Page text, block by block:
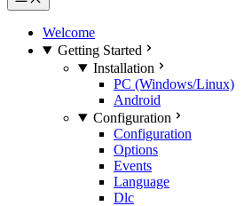
Welcome
Getting Started
Installation
PC (Windows/Linux)
Android
Configuration
Configuration
Options
Events
Language
Dlc